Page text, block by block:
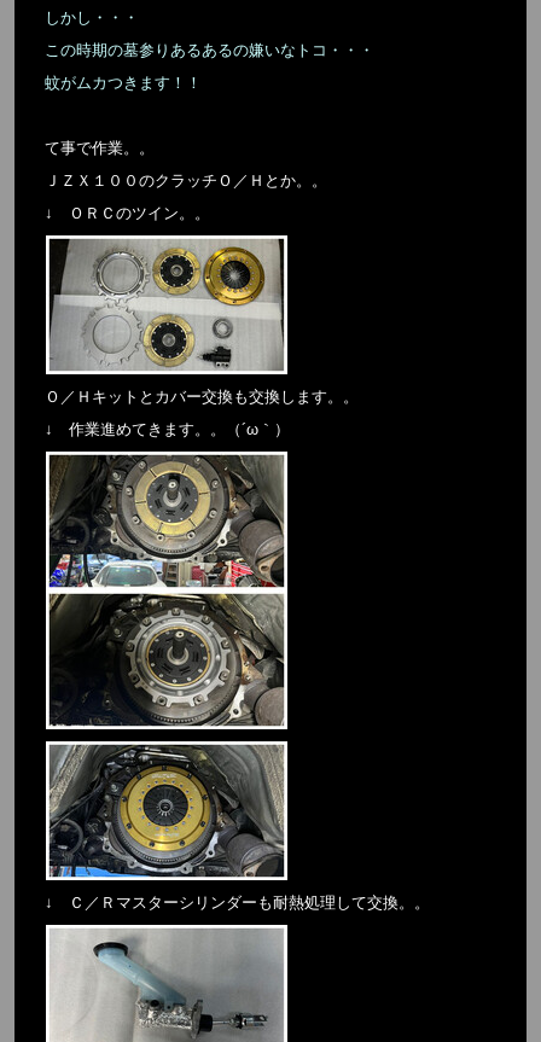
しかし・・・
この時期の墓参りあるあるの嫌いなトコ・・・
蚊がムカつきます！！
て事で作業。。
ＪＺＸ１００のクラッチＯ／Ｈとか。。
↓ ＯＲＣのツイン。。
Ｏ／Ｈキットとカバー交換も交換します。。
↓ 作業進めてきます。。（´ω｀）
↓ Ｃ／Ｒマスターシリンダーも耐熱処理して交換。。